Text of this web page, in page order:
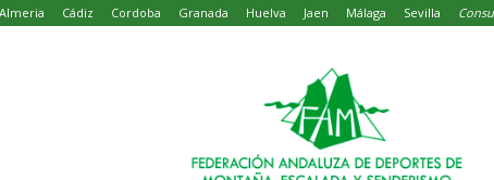
Almeria Cádiz Cordoba Granada Huelva Jaen Málaga Sevilla